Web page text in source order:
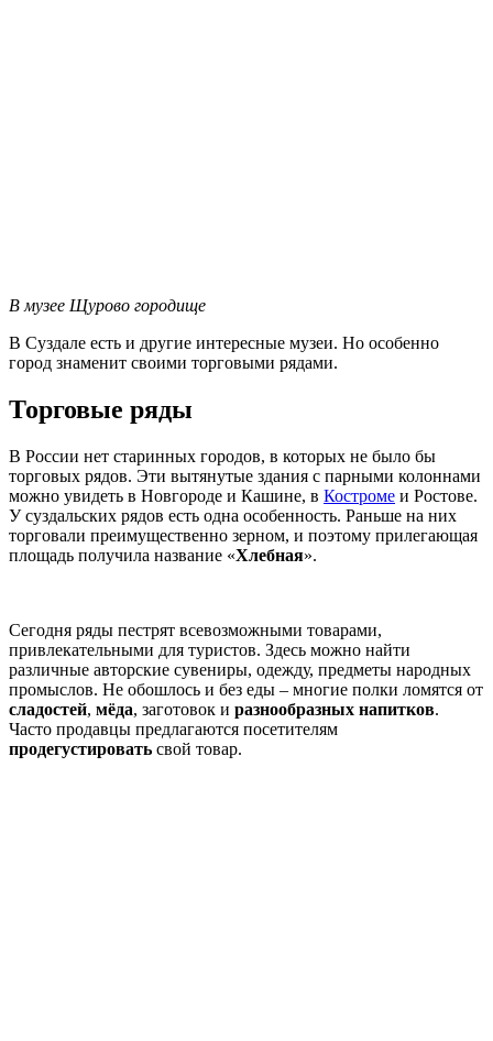
В музее Щурово городище
В Суздале есть и другие интересные музеи. Но особенно
город знаменит своими торговыми рядами.
Торговые ряды
В России нет старинных городов, в которых не было бы
торговых рядов. Эти вытянутые здания с парными колоннами
можно увидеть в Новгороде и Кашине, в Костроме и Ростове.
У суздальских рядов есть одна особенность. Раньше на них
торговали преимущественно зерном, и поэтому прилегающая
площадь получила название «Хлебная».
Сегодня ряды пестрят всевозможными товарами,
привлекательными для туристов. Здесь можно найти
различные авторские сувениры, одежду, предметы народных
промыслов. Не обошлось и без еды – многие полки ломятся от
сладостей, мёда, заготовок и разнообразных напитков.
Часто продавцы предлагаются посетителям
продегустировать свой товар.